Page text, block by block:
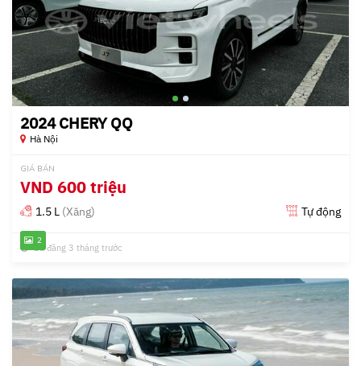
2
2024 CHERY QQ
Hà Nội
GIÁ BÁN
VND 600 triệu
1.5 L (Xăng) Tự động
Đã đăng 3 tháng trước